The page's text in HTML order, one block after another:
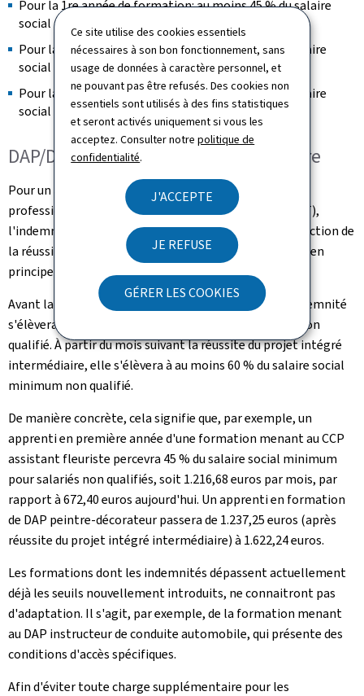
Ce site utilise des cookies essentiels
nécessaires à son bon fonctionnement, sans
usage de données à caractère personnel, et
ne pouvant pas être refusés. Des cookies non
essentiels sont utilisés à des fins statistiques
et seront activés uniquement si vous les
acceptez. Consulter notrepolitique de
confidentialité.
J'ACCEPTE
JE REFUSE
GÉRER LES COOKIES
Pour la 1re année de formation: au moins 45 % du salaire
social minimum non qualifié;
Pour la 2e année de formation: au moins 50 % du salaire
social minimum non qualifié;
Pour la 3e année de formation: au moins 60 % du salaire
social minimum non qualifié.
DAP/DT et projet intégré intermédiaire
Pour un apprentissage menant au diplôme d'aptitude
professionnelle (DAP) ou au diplôme de technicien (DT),
l'indemnité ne progressera pas par année, mais en fonction de
la réussite du projet intégré intermédiaire, qui se situe en
principe à mi‑parcours de la formation.
Avant la réussite du projet intégré intermédiaire, l'indemnité
s'élèvera à au moins 45 % du salaire social minimum non
qualifié. À partir du mois suivant la réussite du projet intégré
intermédiaire, elle s'élèvera à au moins 60 % du salaire social
minimum non qualifié.
De manière concrète, cela signifie que, par exemple, un
apprenti en première année d'une formation menant au CCP
assistant fleuriste percevra 45 % du salaire social minimum
pour salariés non qualifiés, soit 1.216,68 euros par mois, par
rapport à 672,40 euros aujourd'hui. Un apprenti en formation
de DAP peintre-décorateur passera de 1.237,25 euros (après
réussite du projet intégré intermédiaire) à 1.622,24 euros.
Les formations dont les indemnités dépassent actuellement
déjà les seuils nouvellement introduits, ne connaitront pas
d'adaptation. Il s'agit, par exemple, de la formation menant
au DAP instructeur de conduite automobile, qui présente des
conditions d'accès spécifiques.
Afin d'éviter toute charge supplémentaire pour les